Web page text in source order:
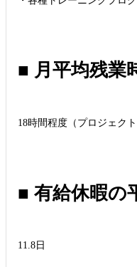
■ 月平均残業
18時間程度（プロジェクト
■ 有給休暇の
11.8日